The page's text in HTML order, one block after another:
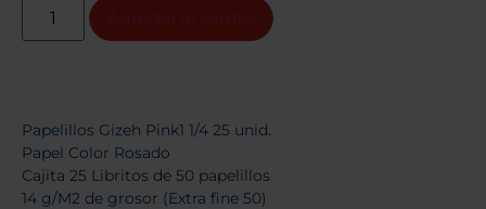
Papelillos Gizeh Pink1 1/4 25 unid.
Papel Color Rosado
Cajita 25 Libritos de 50 papelillos
14 g/M2 de grosor (Extra fine 50)